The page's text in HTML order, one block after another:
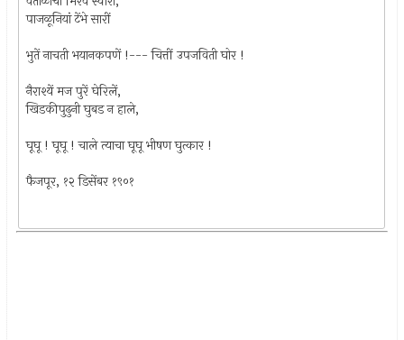
पाजळूनियां टेंभे सारीं
भुतें नाचती भयानकपणें !--- चित्तीं उपजविती घोर !
नैराश्यें मज पुरें घेरिलें,
खिडकीपुढुनी घुबड न हाले,
घूघू ! घूघू ! चाले त्याचा घूघू भीषण घुत्कार !
फैजपूर, १२ डिसेंबर १९०१